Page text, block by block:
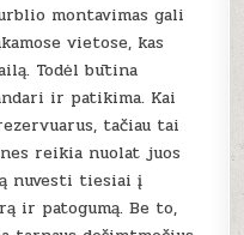
montavimas gali
vietose, kas
Todėl būtina
ir patikima. Kai
tačiau tai
reikia nuolat juos
nuvesti tiesiai į
ir patogumą. Be to,